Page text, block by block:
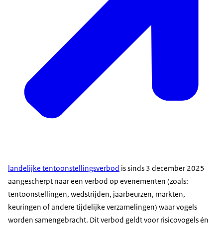
landelijke tentoonstellingsverbod is sinds 3 december 2025
aangescherpt naar een verbod op evenementen (zoals:
tentoonstellingen, wedstrijden, jaarbeurzen, markten,
keuringen of andere tijdelijke verzamelingen) waar vogels
worden samengebracht. Dit verbod geldt voor risicovogels én